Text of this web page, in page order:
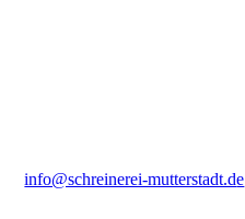
info@schreinerei-mutterstadt.de